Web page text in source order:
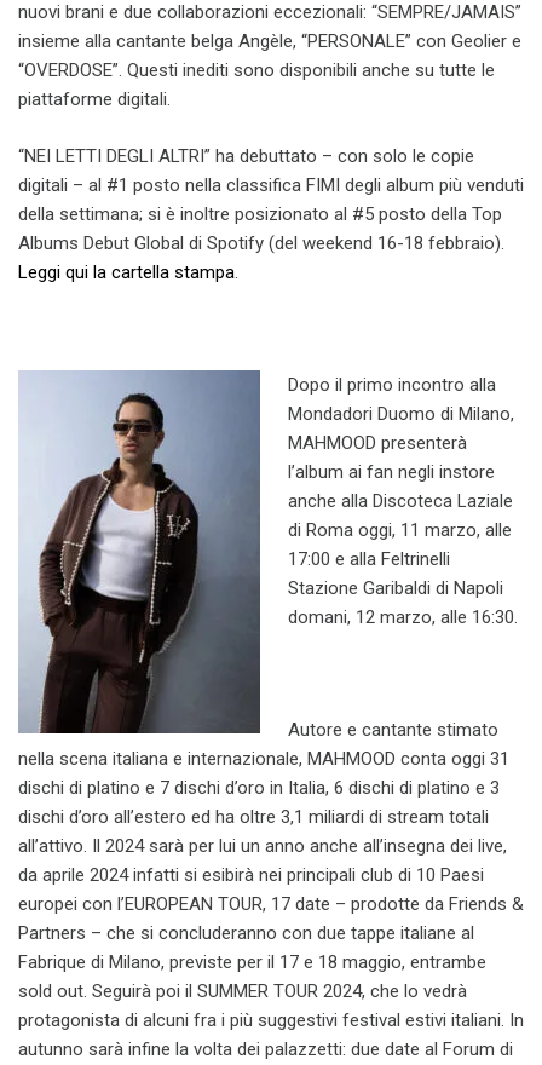
nuovi brani e due collaborazioni eccezionali: “SEMPRE/JAMAIS”
insieme alla cantante belga Angèle, “PERSONALE” con Geolier e
“OVERDOSE”. Questi inediti sono disponibili anche su tutte le
piattaforme digitali.
“NEI LETTI DEGLI ALTRI” ha debuttato – con solo le copie
digitali – al #1 posto nella classifica FIMI degli album più venduti
della settimana; si è inoltre posizionato al #5 posto della Top
Albums Debut Global di Spotify (del weekend 16-18 febbraio).
Leggi qui la cartella stampa
Dopo il primo incontro alla
Mondadori Duomo di Milano,
MAHMOOD presenterà
l’album ai fan negli instore
anche alla Discoteca Laziale
di Roma oggi, 11 marzo, alle
17:00 e alla Feltrinelli
Stazione Garibaldi di Napoli
domani, 12 marzo, alle 16:30.
Autore e cantante stimato
nella scena italiana e internazionale, MAHMOOD conta oggi 31
dischi di platino e 7 dischi d’oro in Italia, 6 dischi di platino e 3
dischi d’oro all’estero ed ha oltre 3,1 miliardi di stream totali
all’attivo. Il 2024 sarà per lui un anno anche all’insegna dei live,
da aprile 2024 infatti si esibirà nei principali club di 10 Paesi
europei con l’EUROPEAN TOUR, 17 date – prodotte da Friends &
Partners – che si concluderanno con due tappe italiane al
Fabrique di Milano, previste per il 17 e 18 maggio, entrambe
sold out. Seguirà poi il SUMMER TOUR 2024, che lo vedrà
protagonista di alcuni fra i più suggestivi festival estivi italiani. In
autunno sarà infine la volta dei palazzetti: due date al Forum di